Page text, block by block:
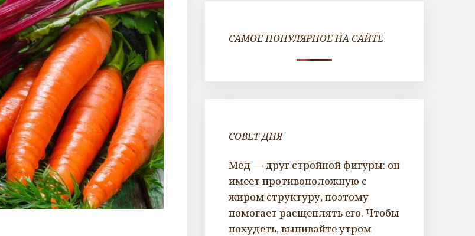
САМОЕ ПОПУЛЯРНОЕ НА САЙТЕ
СОВЕТ ДНЯ
Мед — друг стройной фигуры: он
имеет противоположную с
жиром структуру, поэтому
помогает расщеплять его. Чтобы
похудеть, выпивайте утром